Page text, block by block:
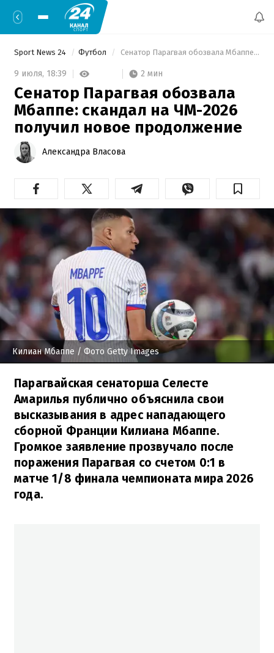
Sport News 24 Футбол Сенатор Парагвая обозвала Мбаппе: скандал на ЧМ-2026 получил новое продолжение
9 июля, 18:39 2 мин
Сенатор Парагвая обозвала
Мбаппе: скандал на ЧМ-2026
получил новое продолжение
Александра Власова
Килиан Мбаппе / Фото Getty Images
Парагвайская сенаторша Селесте
Амарилья публично объяснила свои
высказывания в адрес нападающего
сборной Франции Килиана Мбаппе.
Громкое заявление прозвучало после
поражения Парагвая со счетом 0:1 в
матче 1/8 финала чемпионата мира 2026
года.